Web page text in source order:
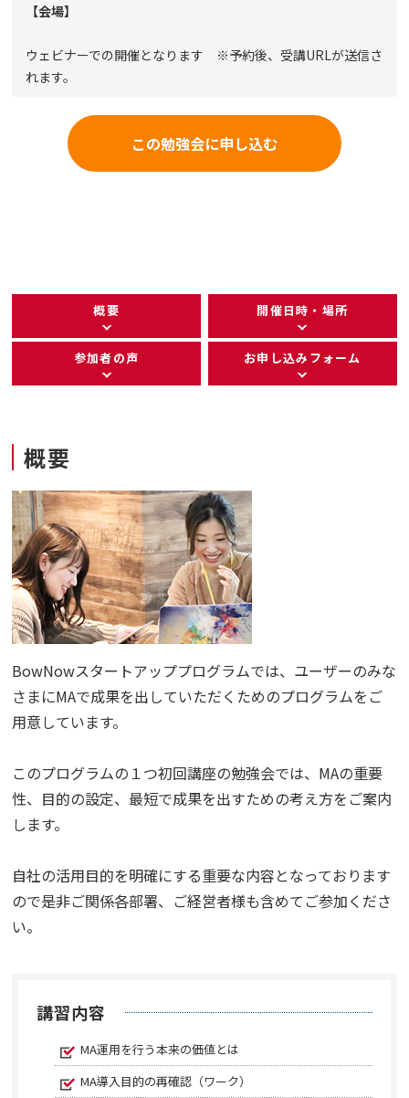
【会場】
ウェビナーでの開催となります ※予約後、受講URLが送信さ
れます。
この勉強会に申し込む
概要 開催日時・場所
参加者の声 お申し込みフォーム
概要
BowNowスタートアッププログラムでは、ユーザーのみな
さまにMAで成果を出していただくためのプログラムをご
用意しています。
このプログラムの１つ初回講座の勉強会では、MAの重要
性、目的の設定、最短で成果を出すための考え方をご案内
します。
自社の活用目的を明確にする重要な内容となっております
ので是非ご関係各部署、ご経営者様も含めてご参加くださ
い。
講習内容
MA運用を行う本来の価値とは
MA導入目的の再確認（ワーク）